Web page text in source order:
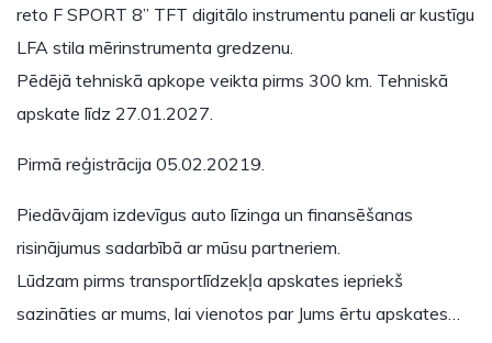
reto F SPORT 8” TFT digitālo instrumentu paneli ar kustīgu
LFA stila mērinstrumenta gredzenu.
Pēdējā tehniskā apkope veikta pirms 300 km. Tehniskā
apskate līdz 27.01.2027.
Pirmā reģistrācija 05.02.20219.
Piedāvājam izdevīgus auto līzinga un finansēšanas
risinājumus sadarbībā ar mūsu partneriem.
Lūdzam pirms transportlīdzekļa apskates iepriekš
sazināties ar mums, lai vienotos par Jums ērtu apskates…